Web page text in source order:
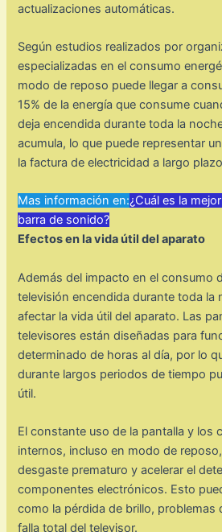
actualizaciones automáticas.
Según estudios realizados por
especializadas en el consumo
modo de reposo puede llegar a
15% de la energía que consume
deja encendida durante toda la
acumula, lo que puede representar
la factura de electricidad a largo
Mas información en:¿Cuál es la
barra de sonido?
Efectos en la vida útil del aparato
Además del impacto en el consumo
televisión encendida durante toda la
afectar la vida útil del aparato. Las
televisores están diseñadas para
determinado de horas al día, por lo
durante largos periodos de tiempo
útil.
El constante uso de la pantalla y los
internos, incluso en modo de
desgaste prematuro y acelerar el
componentes electrónicos. Esto
como la pérdida de brillo, problemas
falla total del televisor.